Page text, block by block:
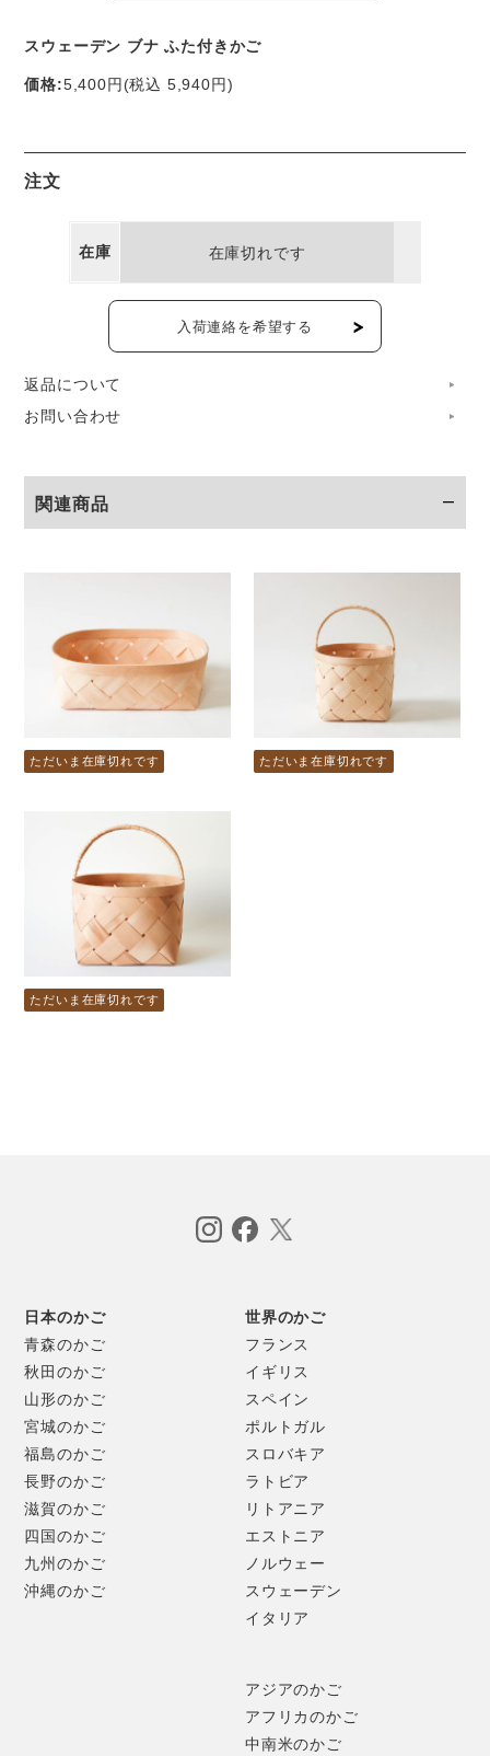
ビーチ材とも呼ばれるブナは、北ヨーロッパに時折見ること
のできる、比較的めずらしいかご素材です。
特徴です。
つを、そっと仕舞っておきたくなります。
スウェーデン ブナ ふた付きかご
価格:5,400円 (税込 5,940円)
注文
在庫 在庫切れです
入荷連絡を希望する
返品について
お問い合わせ
関連商品
ただいま在庫切れです ただいま在庫切れです
ただいま在庫切れです
日本のかご
青森のかご
秋田のかご
山形のかご
宮城のかご
福島のかご
長野のかご
滋賀のかご
四国のかご
九州のかご
沖縄のかご
世界のかご
フランス
イギリス
スペイン
ポルトガル
スロバキア
ラトビア
リトアニア
エストニア
ノルウェー
スウェーデン
イタリア
アジアのかご
アフリカのかご
中南米のかご